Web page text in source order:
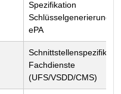
Spezifikation
ePA
Fachdienste
(UFS/VSDD/CMS)